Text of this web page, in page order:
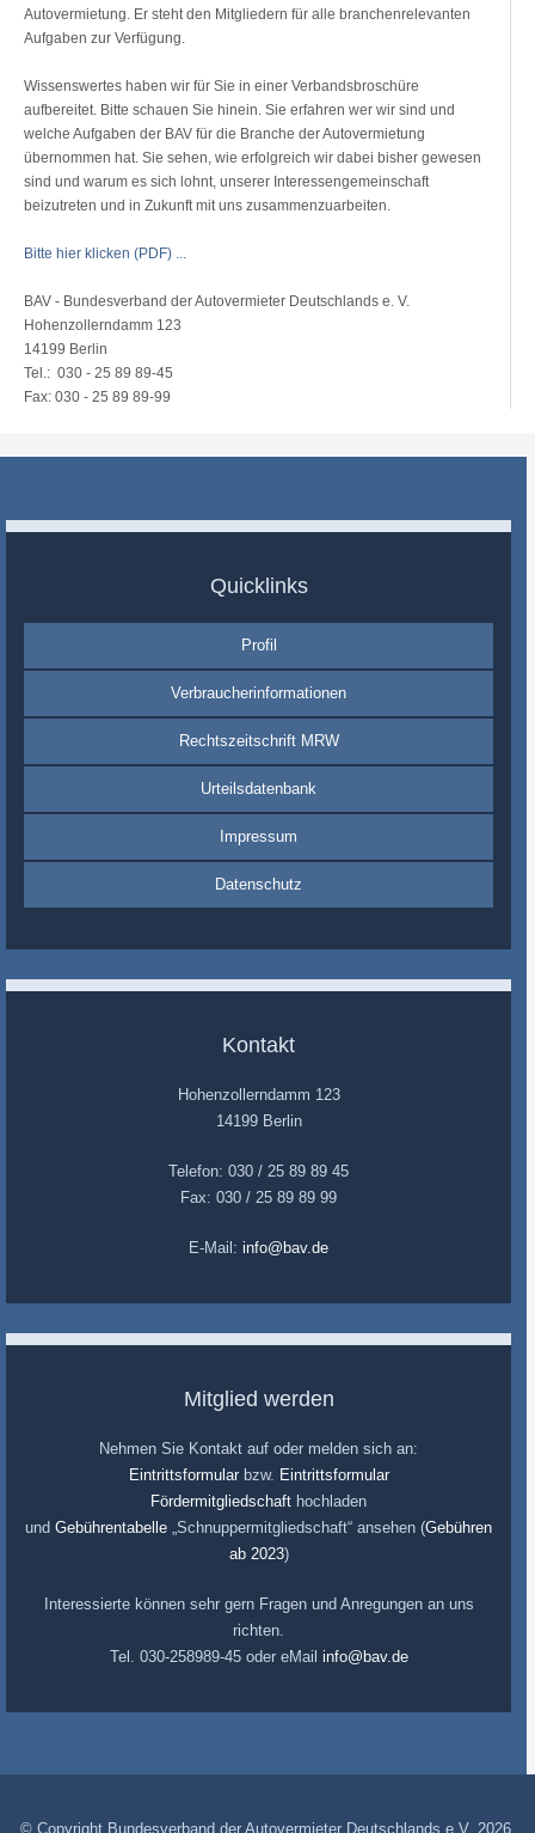
Autovermietung. Er steht den Mitgliedern für alle branchenrelevanten
Aufgaben zur Verfügung.
Wissenswertes haben wir für Sie in einer Verbandsbroschüre
aufbereitet. Bitte schauen Sie hinein. Sie erfahren wer wir sind und
welche Aufgaben der BAV für die Branche der Autovermietung
übernommen hat. Sie sehen, wie erfolgreich wir dabei bisher gewesen
sind und warum es sich lohnt, unserer Interessengemeinschaft
beizutreten und in Zukunft mit uns zusammenzuarbeiten.
Bitte hier klicken (PDF) ...
BAV - Bundesverband der Autovermieter Deutschlands e. V.
Hohenzollerndamm 123
14199 Berlin
Tel.: 030 - 25 89 89-45
Fax: 030 - 25 89 89-99
Quicklinks
Profil
Verbraucherinformationen
Rechtszeitschrift MRW
Urteilsdatenbank
Impressum
Datenschutz
Kontakt
Hohenzollerndamm 123
14199 Berlin
Telefon: 030 / 25 89 89 45
Fax: 030 / 25 89 89 99
E-Mail: info@bav.de
Mitglied werden
Nehmen Sie Kontakt auf oder melden sich an:
Eintrittsformularbzw. Eintrittsformular
Fördermitgliedschaft hochladen
und Gebührentabelle „Schnuppermitgliedschaft“ ansehen (Gebühren
ab 2023)
Interessierte können sehr gern Fragen und Anregungen an uns
richten.
Tel. 030-258989-45 oder eMail info@bav.de
© Copyright Bundesverband der Autovermieter Deutschlands e.V. 2026.